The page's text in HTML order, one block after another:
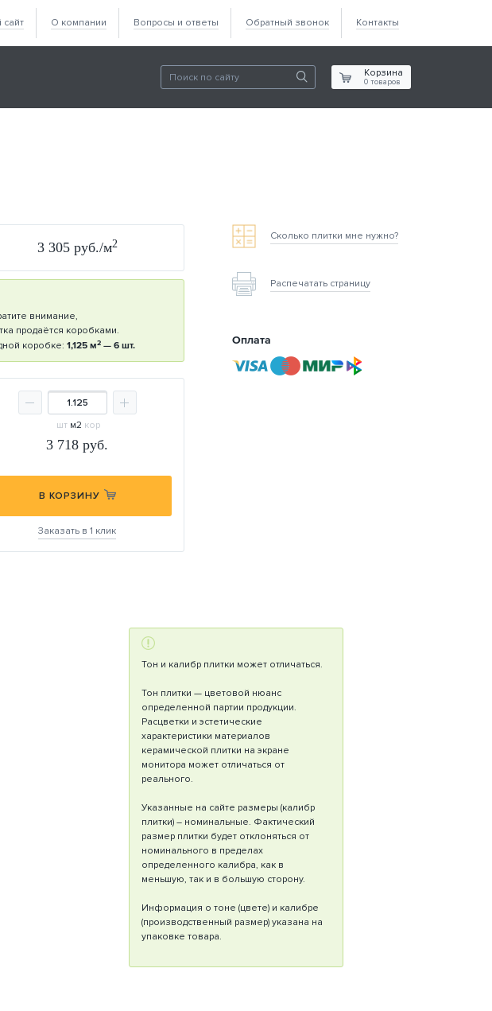
сайт О компании Вопросы и ответы Обратный звонок Контакты
Корзина
0 товаров
3 305 руб./м2
внимание,
продаётся коробками.
коробке: 1,125 м2 — 6 шт.
шт м2 кор
3 718 руб.
В КОРЗИНУ
Заказать в 1 клик
Сколько плитки мне нужно?
Распечатать страницу
Оплата
Тон и калибр плитки может отличаться.
Тон плитки — цветовой нюанс
определенной партии продукции.
Расцветки и эстетические
характеристики материалов
керамической плитки на экране
монитора может отличаться от
реального.
Указанные на сайте размеры (калибр
плитки) – номинальные. Фактический
размер плитки будет отклоняться от
номинального в пределах
определенного калибра, как в
меньшую, так и в большую сторону.
Информация о тоне (цвете) и калибре
(производственный размер) указана на
упаковке товара.